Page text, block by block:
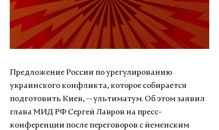
Предложение России по урегулированию
украинского конфликта, которое собирается
подготовить Киев, — ультиматум. Об этом заявил
глава МИД РФ Сергей Лавров на пресс-
конференции после переговоров с йеменским